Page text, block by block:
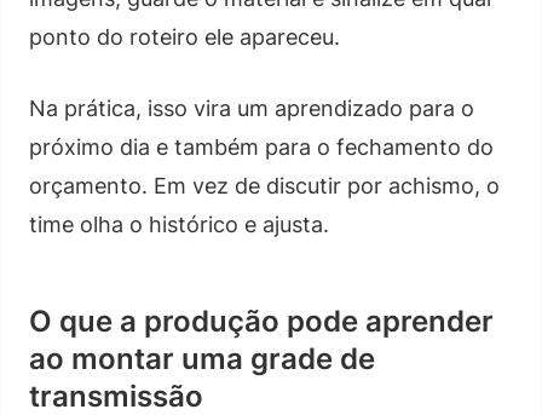
ponto do roteiro ele apareceu.
Na prática, isso vira um aprendizado para o
próximo dia e também para o fechamento do
orçamento. Em vez de discutir por achismo, o
time olha o histórico e ajusta.
O que a produção pode aprender
ao montar uma grade de
transmissão